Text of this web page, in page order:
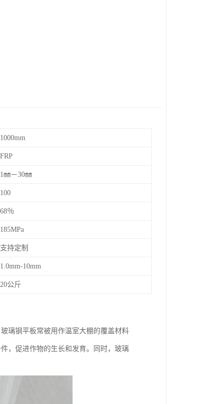
1000mm
FRP
1㎜－30㎜
100
68％
185MPa
支持定制
1.0mm-10mm
20公斤
璃钢平板常被用作温室大棚的覆盖材料
，促进作物的生长和发育。同时，玻璃